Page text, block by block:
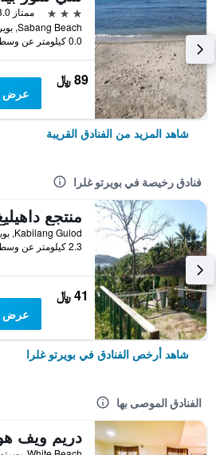
3 نجوم
ممتاز 8.0
0.0 كيلومتر عن وسط المدينة
89 ﷼
عرض
شاهد المزيد من الفنادق القريبة
فنادق رخيصة في بويرتو غلرا
منتجع
2.3 كيلومتر عن وسط المدينة
41 ﷼
عرض
شاهد أرخص الفنادق في بويرتو غلرا
الفنادق الموصى بها